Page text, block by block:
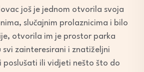
još je jednom otvorila svoja
slučajnim prolaznicima i bilo
otvorila im je prostor parka
svi zainteresirani i znatiželjni
poslušati ili vidjeti nešto što do